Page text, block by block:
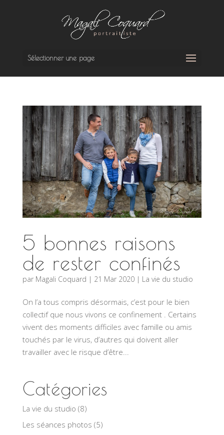
Sélectionner une page
5 bonnes raisons
de rester confinés
par Magali Coquard | 21 Mar 2020| La vie du studio
On l’a tous compris désormais, c’est pour le bien
collectif que nous vivons ce confinement . Certains
vivent des moments difficiles avec famille ou amis
touchés par le virus, d’autres qui doivent aller
travailler avec le risque d’être...
Catégories
La vie du studio (8)
Les séances photos (5)